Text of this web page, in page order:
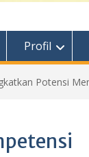
Profil
Potensi